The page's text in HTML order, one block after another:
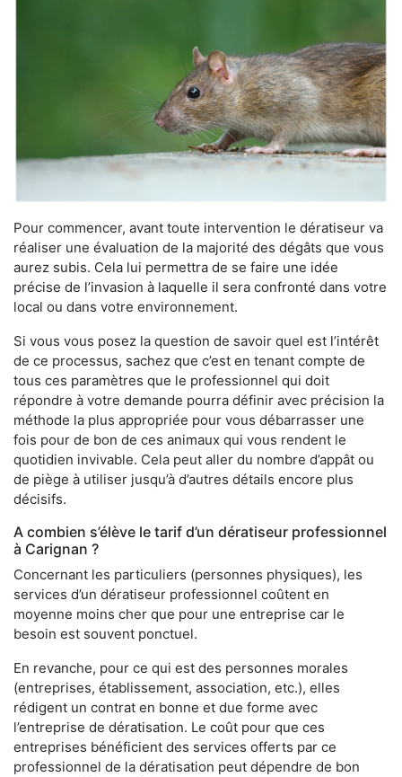
Pour commencer, avant toute intervention le dératiseur va
réaliser une évaluation de la majorité des dégâts que vous
aurez subis. Cela lui permettra de se faire une idée
précise de l’invasion à laquelle il sera confronté dans votre
local ou dans votre environnement.
Si vous vous posez la question de savoir quel est l’intérêt
de ce processus, sachez que c’est en tenant compte de
tous ces paramètres que le professionnel qui doit
répondre à votre demande pourra définir avec précision la
méthode la plus appropriée pour vous débarrasser une
fois pour de bon de ces animaux qui vous rendent le
quotidien invivable. Cela peut aller du nombre d’appât ou
de piège à utiliser jusqu’à d’autres détails encore plus
décisifs.
A combien s’élève le tarif d’un dératiseur professionnel
à Carignan ?
Concernant les particuliers (personnes physiques), les
services d’un dératiseur professionnel coûtent en
moyenne moins cher que pour une entreprise car le
besoin est souvent ponctuel.
En revanche, pour ce qui est des personnes morales
(entreprises, établissement, association, etc.), elles
rédigent un contrat en bonne et due forme avec
l’entreprise de dératisation. Le coût pour que ces
entreprises bénéficient des services offerts par ce
professionnel de la dératisation peut dépendre de bon